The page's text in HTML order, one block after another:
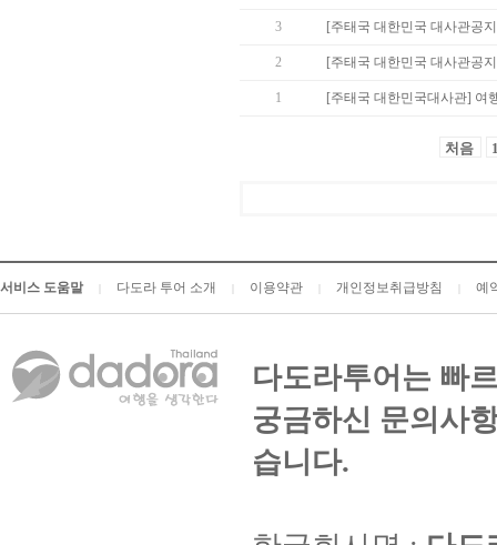
3 [주태국 대한민국 대사관공
2 [주태국 대한민국 대사관공
1 [주태국 대한민국대사관]
처음
서비스 도움말 다도라 투어 소개 이용약관 개인정보취급방침 예
다도라투어는 빠
궁금하신 문의사
습니다.